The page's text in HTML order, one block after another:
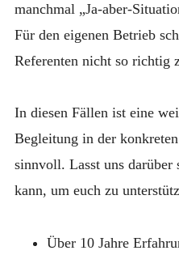
manchmal „Ja-aber-
Für den eigenen Betrieb
Referenten nicht so richtig
In diesen Fällen ist eine
Begleitung in der
sinnvoll. Lasst uns darüber
kann, um euch zu
Über 10 Jahre